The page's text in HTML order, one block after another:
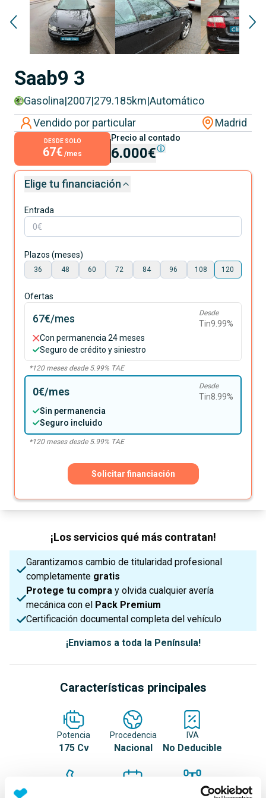
Saab9 3
Gasolina|2007|279.185km|Automático
Vendido por particular
Madrid
DESDE SOLO
67€ /mes
Precio al contado
6.000€
Elige tu financiación
Entrada
Plazos (meses)
36 48 60 72 84 96 108 120
Ofertas
67€/mes Desde
Tin9.99%
Con permanencia 24 meses
Seguro de crédito y siniestro
*120meses desde 5.99% TAE
0€/mes Desde
Tin8.99%
Sin permanencia
Seguro incluido
*120meses desde 5.99% TAE
Solicitar financiación
¡Los servicios qué más contratan!
Garantizamos cambio de titularidad profesional
completamente gratis
Protege tu compra y olvida cualquier avería
mecánica con el Pack Premium
Certificación documental completa del vehículo
¡Enviamos a toda la Península!
Características principales
Potencia
175 Cv
Procedencia
Nacional
IVA
No Deducible
Tracción